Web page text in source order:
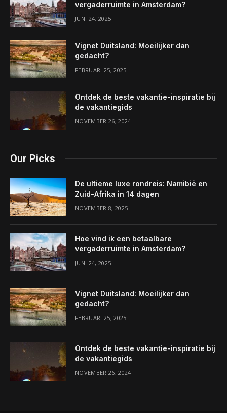
vergaderruimte in Amsterdam?
JUNI 24, 2025
Vignet Duitsland: Moeilijker dan
gedacht?
FEBRUARI 25, 2025
Ontdek de beste vakantie-inspiratie bij
de vakantiegids
NOVEMBER 26, 2024
Our Picks
De ultieme luxe rondreis: Namibië en
Zuid-Afrika in 14 dagen
NOVEMBER 8, 2025
Hoe vind ik een betaalbare
vergaderruimte in Amsterdam?
JUNI 24, 2025
Vignet Duitsland: Moeilijker dan
gedacht?
FEBRUARI 25, 2025
Ontdek de beste vakantie-inspiratie bij
de vakantiegids
NOVEMBER 26, 2024